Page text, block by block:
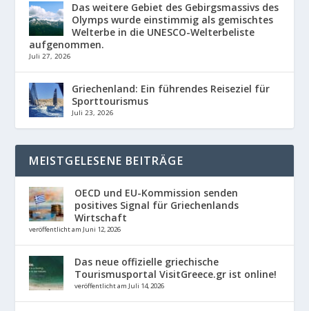
Das weitere Gebiet des Gebirgsmassivs des
Olymps wurde einstimmig als gemischtes
Welterbe in die UNESCO-Welterbeliste
aufgenommen.
Juli 27, 2026
Griechenland: Ein führendes Reiseziel für
Sporttourismus
Juli 23, 2026
MEISTGELESENE BEITRÄGE
OECD und EU-Kommission senden
positives Signal für Griechenlands
Wirtschaft
veröffentlicht am Juni 12, 2026
Das neue offizielle griechische
Tourismusportal VisitGreece.gr ist online!
veröffentlicht am Juli 14, 2026